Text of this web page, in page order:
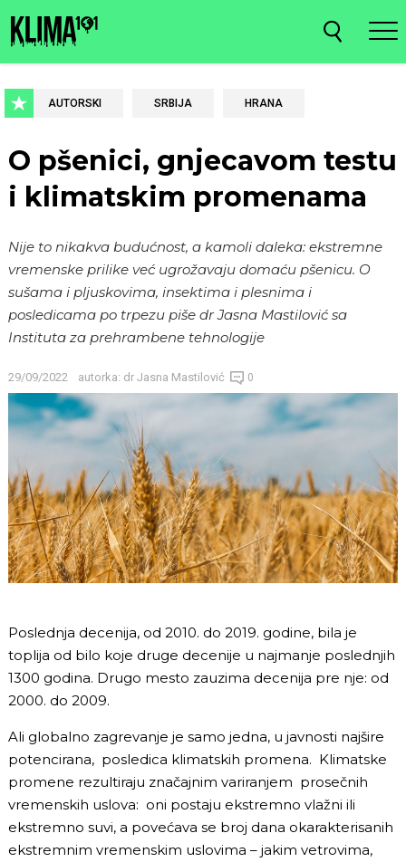
AUTORSKI SRBIJA HRANA
O pšenici, gnjecavom testu
i klimatskim promenama
Nije to nikakva budućnost, a kamoli daleka: ekstremne
vremenske prilike već ugrožavaju domaću pšenicu. O
sušama i pljuskovima, insektima i plesnima i
posledicama po trpezu piše dr Jasna Mastilović sa
Instituta za prehrambene tehnologije
29/09/2022 autorka: dr Jasna Mastilović 0
Poslednja decenija, od 2010. do 2019. godine, bila je
toplija od bilo koje druge decenije u najmanje poslednjih
1300 godina. Drugo mesto zauzima decenija pre nje: od
2000. do 2009.
Ali globalno zagrevanje je samo jedna, u javnosti najšire
potencirana, posledica klimatskih promena. Klimatske
promene rezultiraju značajnim variranjem prosečnih
vremenskih uslova: oni postaju ekstremno vlažni ili
ekstremno suvi, a povećava se broj dana okarakterisanih
ekstremnim vremenskim uslovima – jakim vetrovima,